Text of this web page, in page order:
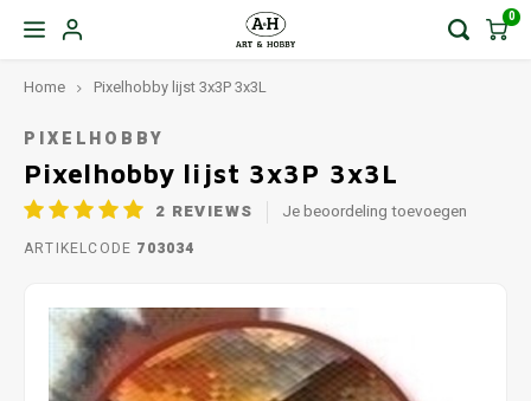
0
Home Pixelhobby lijst 3x3P 3x3L
PIXELHOBBY
Pixelhobby lijst 3x3P 3x3L
2 REVIEWS Je beoordeling toevoegen
ARTIKELCODE 703034